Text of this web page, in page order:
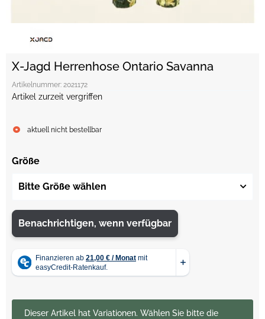
X-Jagd Herrenhose Ontario Savanna
Artikelnummer: 2021172
Artikel zurzeit vergriffen
aktuell nicht bestellbar
Größe
Bitte Größe wählen
Benachrichtigen, wenn verfügbar
xDieser Artikel hat Variationen. Wählen Sie bitte die